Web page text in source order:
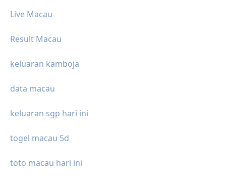
Live Macau
Result Macau
keluaran kamboja
data macau
keluaran sgp hari ini
togel macau 5d
toto macau hari ini